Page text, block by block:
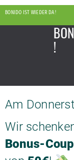
BONIDO IST WIEDER DA !
!
Am
Wir
Bonus-